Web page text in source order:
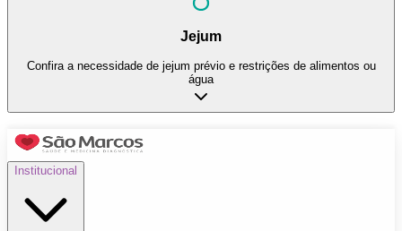
Jejum
Confira a necessidade de jejum prévio e restrições de alimentos ou
água
Institucional